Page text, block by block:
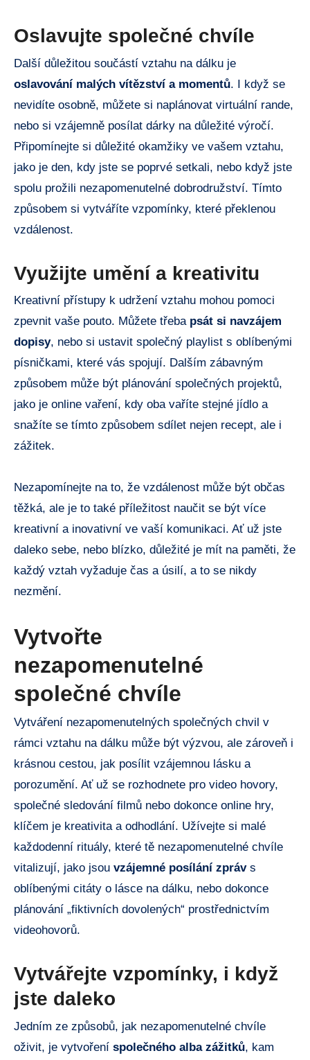
Oslavujte společné chvíle
Další důležitou součástí vztahu na dálku je
oslavování malých vítězství a momentů. I když se
nevidíte osobně, můžete si naplánovat virtuální rande,
nebo si vzájemně posílat dárky na důležité výročí.
Připomínejte si důležité okamžiky ve vašem vztahu,
jako je den, kdy jste se poprvé setkali, nebo když jste
spolu prožili nezapomenutelné dobrodružství. Tímto
způsobem si vytváříte vzpomínky, které překlenou
vzdálenost.
Využijte umění a kreativitu
Kreativní přístupy k udržení vztahu mohou pomoci
zpevnit vaše pouto. Můžete třeba psát si navzájem
dopisy, nebo si ustavit společný playlist s oblíbenými
písničkami, které vás spojují. Dalším zábavným
způsobem může být plánování společných projektů,
jako je online vaření, kdy oba vaříte stejné jídlo a
snažíte se tímto způsobem sdílet nejen recept, ale i
zážitek.
Nezapomínejte na to, že vzdálenost může být občas
těžká, ale je to také příležitost naučit se být více
kreativní a inovativní ve vaší komunikaci. Ať už jste
daleko sebe, nebo blízko, důležité je mít na paměti, že
každý vztah vyžaduje čas a úsilí, a to se nikdy
nezmění.
Vytvořte
nezapomenutelné
společné chvíle
Vytváření nezapomenutelných společných chvil v
rámci vztahu na dálku může být výzvou, ale zároveň i
krásnou cestou, jak posílit vzájemnou lásku a
porozumění. Ať už se rozhodnete pro video hovory,
společné sledování filmů nebo dokonce online hry,
klíčem je kreativita a odhodlání. Užívejte si malé
každodenní rituály, které tě nezapomenutelné chvíle
vitalizují, jako jsou vzájemné posílání zprávs
oblíbenými citáty o lásce na dálku, nebo dokonce
plánování „fiktivních dovolených“ prostřednictvím
videohovorů.
Vytvářejte vzpomínky, i když
jste daleko
Jedním ze způsobů, jak nezapomenutelné chvíle
oživit, je vytvoření společného alba zážitků, kam